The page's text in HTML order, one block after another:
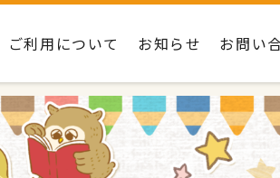
ご利用について お知らせ お問い